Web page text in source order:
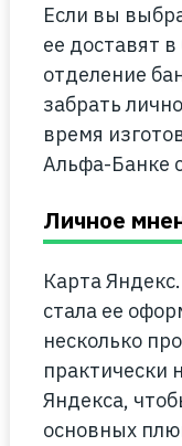
Если вы
ее доставят
отделение
забрать
время
Альфа-Банке
Личное
Карта
стала ее
несколько
практически
Яндекса,
основных